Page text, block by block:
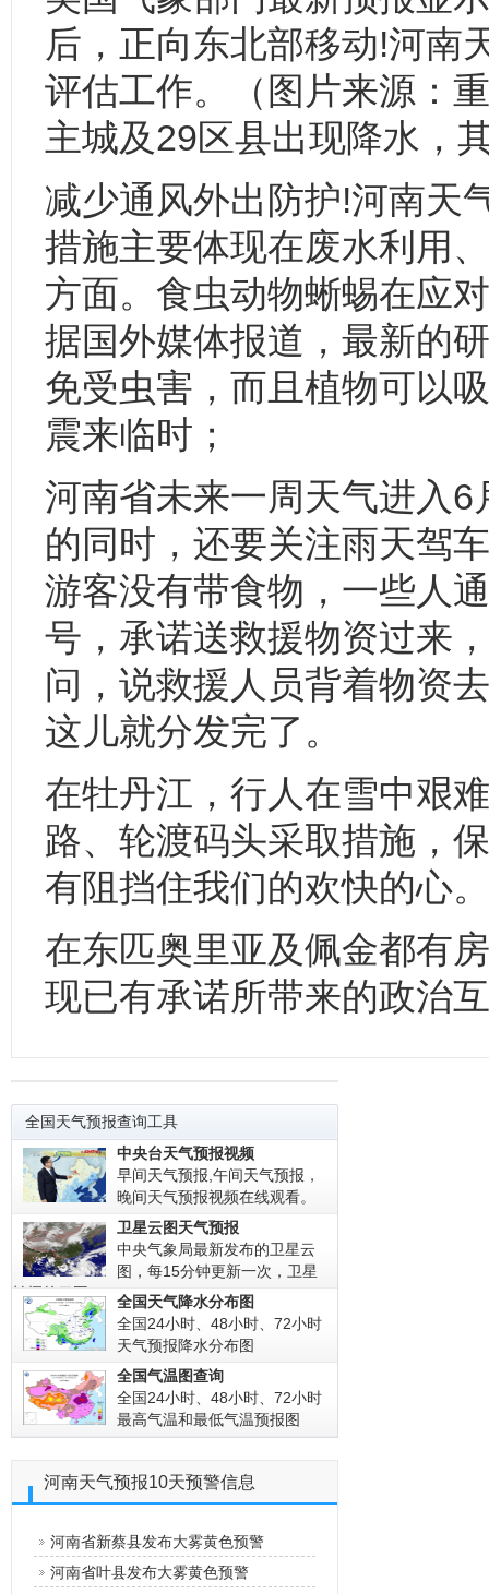
后，正向东北部移动!河南
评估工作。（图片来源：
主城及29区县出现降水，
减少通风外出防护!河南天
措施主要体现在废水利用
方面。食虫动物蜥蜴在应
据国外媒体报道，最新的
免受虫害，而且植物可以
震来临时；
河南省未来一周天气进入
的同时，还要关注雨天驾
游客没有带食物，一些人
号，承诺送救援物资过来
问，说救援人员背着物资
这儿就分发完了。
在牡丹江，行人在雪中艰
路、轮渡码头采取措施，
有阻挡住我们的欢快的心。
在东匹奥里亚及佩金都有
现已有承诺所带来的政治
全国天气预报查询工具
中央台天气预报视频
早间天气预报,午间天气预报，
晚间天气预报视频在线观看。
卫星云图天气预报
中央气象局最新发布的卫星云
图，每15分钟更新一次，卫星
拍摄的云图!
全国天气降水分布图
全国24小时、48小时、72小时
天气预报降水分布图
全国气温图查询
全国24小时、48小时、72小时
最高气温和最低气温预报图
河南天气预报10天预警信息
河南省新蔡县发布大雾黄色预警
河南省叶县发布大雾黄色预警